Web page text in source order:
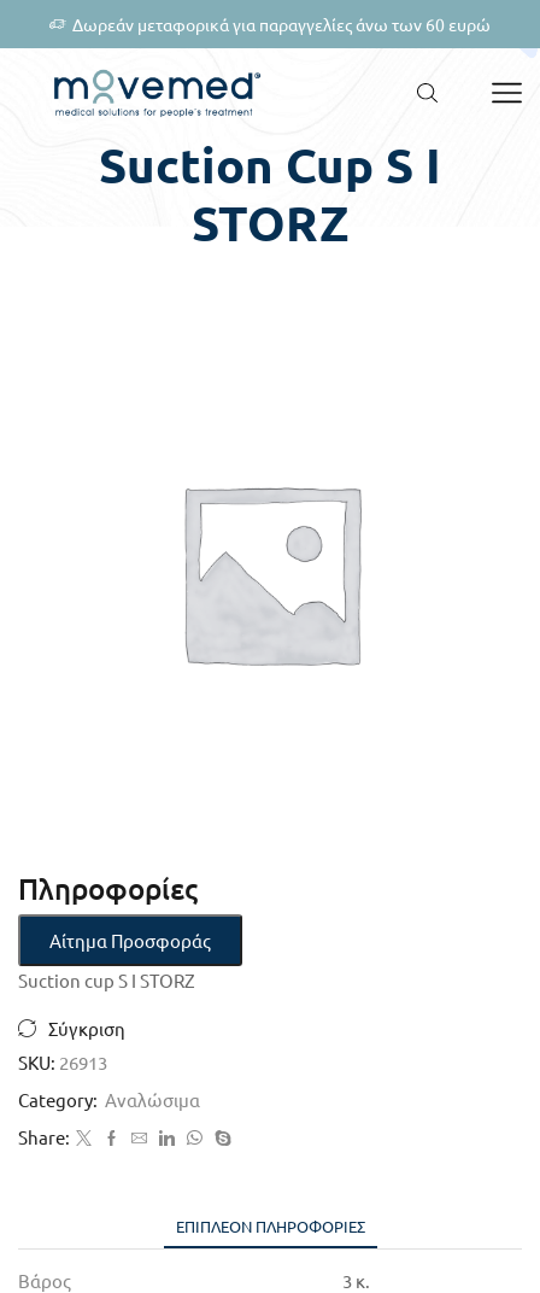
Δωρεάν μεταφορικά για παραγγελίες άνω των 60 ευρώ
Suction Cup S I
STORZ
Πληροφορίες
Αίτημα Προσφοράς
Suction cup S I STORZ
Σύγκριση
SKU: 26913
Category: Αναλώσιμα
Share:
ΕΠΙΠΛΈΟΝ ΠΛΗΡΟΦΟΡΊΕΣ
Βάρος 3 κ.